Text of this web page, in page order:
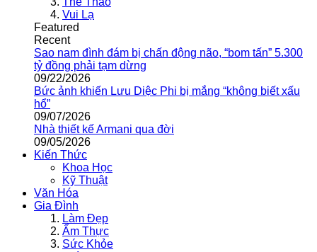
Vui Lạ
Featured
Recent
Sao nam đình đám bị chấn động não, “bom tấn” 5.300
tỷ đồng phải tạm dừng
09/22/2026
Bức ảnh khiến Lưu Diệc Phi bị mắng “không biết xấu
hổ”
09/07/2026
Nhà thiết kế Armani qua đời
09/05/2026
Kiến Thức
Khoa Học
Kỹ Thuật
Văn Hóa
Gia Đình
Làm Đẹp
Ẩm Thực
Sức Khỏe